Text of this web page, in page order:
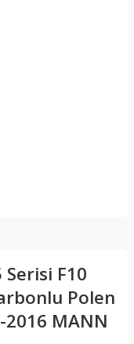
F10
Polen
MANN